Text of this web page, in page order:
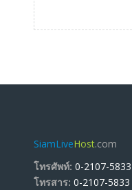
SiamLiveHost.com
โทรศัพท์: 0-2107-5833
โทรสาร: 0-2107-